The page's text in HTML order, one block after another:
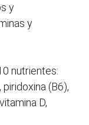
y
y
nutrientes:
piridoxina (B6),
D,